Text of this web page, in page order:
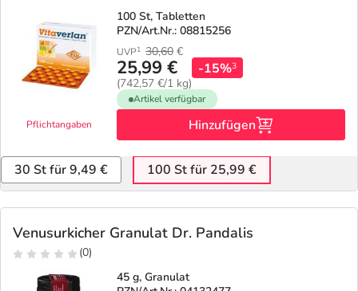
Pflichtangaben
100 St, Tabletten
PZN/Art.Nr.: 08815256
UVP1 30,60 €
25,99 €
(742,57 €/1 kg)
-15%3
Artikel verfügbar
Hinzufügen
30 St für 9,49 € 100 St für 25,99 €
Venusurkicher Granulat Dr. Pandalis
(0)
45 g, Granulat